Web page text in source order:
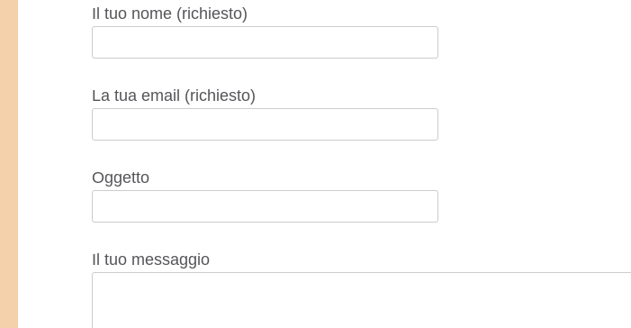
Il tuo nome (richiesto)
La tua email (richiesto)
Oggetto
Il tuo messaggio